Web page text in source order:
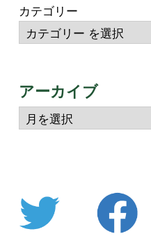
カテゴリー
アーカイブ